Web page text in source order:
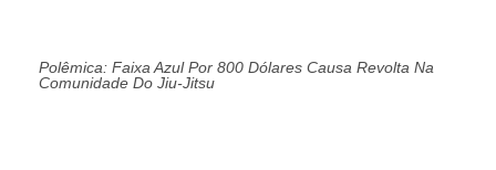
Polêmica: Faixa Azul Por 800 Dólares Causa Revolta Na
Comunidade Do Jiu-Jitsu